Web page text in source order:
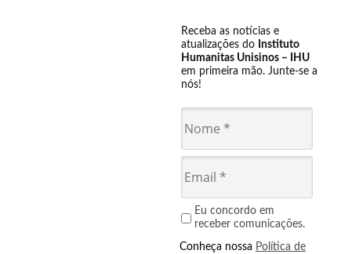
Receba as notícias e
atualizações do Instituto
Humanitas Unisinos – IHU
em primeira mão. Junte-se a
nós!
Eu concordo em
receber comunicações.
Conheça nossa Política de